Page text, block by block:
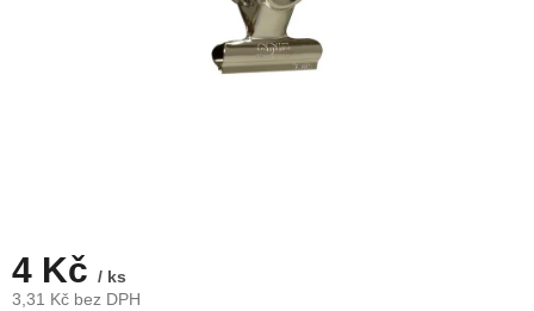
4 Kč / ks
3,31 Kč bez DPH